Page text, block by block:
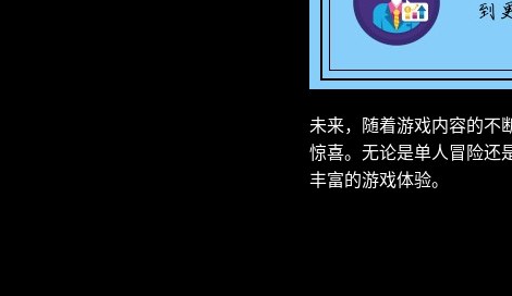
未来，随着游戏内容的不
惊喜。无论是单人冒险还
丰富的游戏体验。